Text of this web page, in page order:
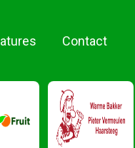
Contact